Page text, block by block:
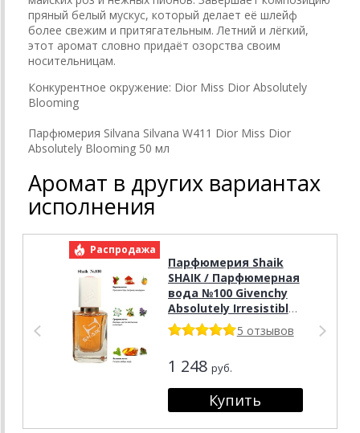
пряный белый мускус, который делает её шлейф
более свежим и притягательным. Летний и лёгкий,
этот аромат словно придаёт озорства своим
носительницам.
Конкурентное окружение: Dior Miss Dior Absolutely
Blooming
Парфюмерия Silvana Silvana W411 Dior Miss Dior
Absolutely Blooming 50 мл
Аромат в других вариантах
исполнения
Распродажа
Парфюмерия Shaik
SHAIK / Парфюмерная
вода №100 Givenchy
Absolutely Irresistible
50 мл
5 отзывов
1 248 руб.